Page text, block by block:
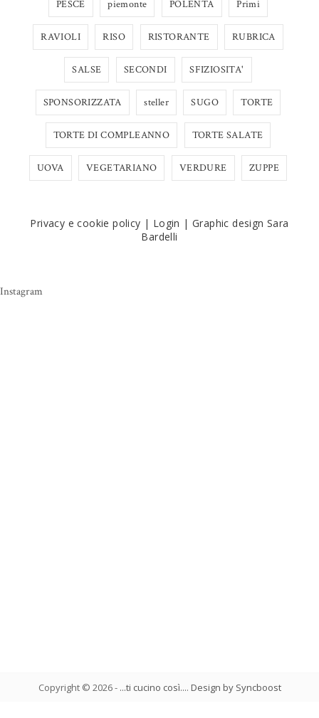
PESCE piemonte POLENTA Primi
RAVIOLI RISO RISTORANTE RUBRICA
SALSE SECONDI SFIZIOSITA'
SPONSORIZZATA steller SUGO TORTE
TORTE DI COMPLEANNO TORTE SALATE
UOVA VEGETARIANO VERDURE ZUPPE
Privacy e cookie policy | Login | Graphic design Sara
Bardelli
Instagram
Copyright © 2026- ...ti cucino così.... Design by Syncboost